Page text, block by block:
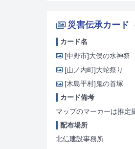
災害伝承カード
カード名
[中野市]大俣の水神祭
[山ノ内町]大蛇祭り
[木島平村]鬼の首塚
カード備考
マップのマーカーは推定
配布場所
北信建設事務所